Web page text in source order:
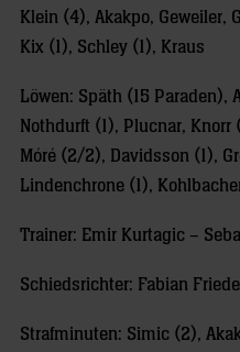
Klein (4), Akakpo, Geweiler,
Kix (1), Schley (1), Kraus
Löwen: Späth (15 Paraden),
Nothdurft (1), Plucnar,
Móré (2/2), Davidsson (1),
Lindenchrone (1),
Trainer: Emir Kurtagic –
Schiedsrichter: Fabian
Strafminuten: Simic (2),